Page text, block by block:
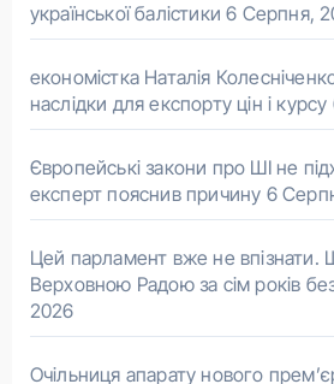
української балістики 6 Серпня,
економістка Наталія
наслідки для експорту цін і курсу
Європейські закони про ШІ не
експерт пояснив причину 6
Цей парламент вже не впізнати.
Верховною Радою за сім років
2026
Очільниця апарату нового